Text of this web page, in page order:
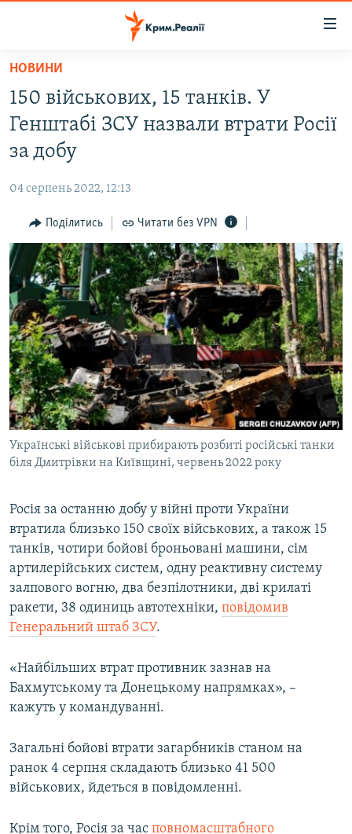
Перейти
основного
матеріалу
до
основної
навігації
Перейти
до
пошуку
ВОДА.КРИМ
ВІДЕО ТА ФОТО
БЛОГИ
ПОГЛЯД
ІНТЕРВ'Ю
ВСЕ ЗА ДЕНЬ
СПЕЦПРОЕКТИ
ДЕПОРТАЦІЯ
ВІДЕОУРОКИ «ELIFBE»
СВІДЧЕННЯ ОКУПАЦІЇ
УКРАЇНСЬКА ПРОБЛЕМА КРИМУ
ІНФОГРАФІКА
ЯК ОБІЙТИ БЛОКУВАННЯ
Русский
Qırımtatar
ДОЛУЧАЙСЯ!
Усі сайти RFE/RL
НОВИНИ
150 військових, 15 танків. У
Генштабі ЗСУ назвали втрати Росії
за добу
04 серпень 2022, 12:13
Поділитись Читати без VPN
Українські військові прибирають розбиті російські танки
біля Дмитрівки на Київщині, червень 2022 року
Росія за останню добу у війні проти України
втратила близько 150 своїх військових, а також 15
танків, чотири бойові броньовані машини, сім
артилерійських систем, одну реактивну систему
залпового вогню, два безпілотники, дві крилаті
ракети, 38 одиниць автотехніки, повідомив
Генеральний штаб ЗСУ.
«Найбільших втрат противник зазнав на
Бахмутському та Донецькому напрямках», –
кажуть у командуванні.
Загальні бойові втрати загарбників станом на
ранок 4 серпня складають близько 41 500
військових, йдеться в повідомленні.
Крім того, Росія за час повномасштабного